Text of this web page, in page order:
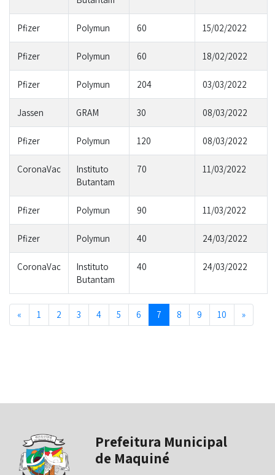
Pfizer Polymun 60 15/02/2022
Pfizer Polymun 60 18/02/2022
Pfizer Polymun 204 03/03/2022
Jassen GRAM 30 08/03/2022
Pfizer Polymun 120 08/03/2022
CoronaVac
Instituto
Butantam
70 11/03/2022
Pfizer Polymun 90 11/03/2022
Pfizer Polymun 40 24/03/2022
CoronaVac
Instituto
Butantam
40 24/03/2022
« Previous
1 2 3 4 5 6 7 8 9 10 »Next
Prefeitura Municipal
de Maquiné